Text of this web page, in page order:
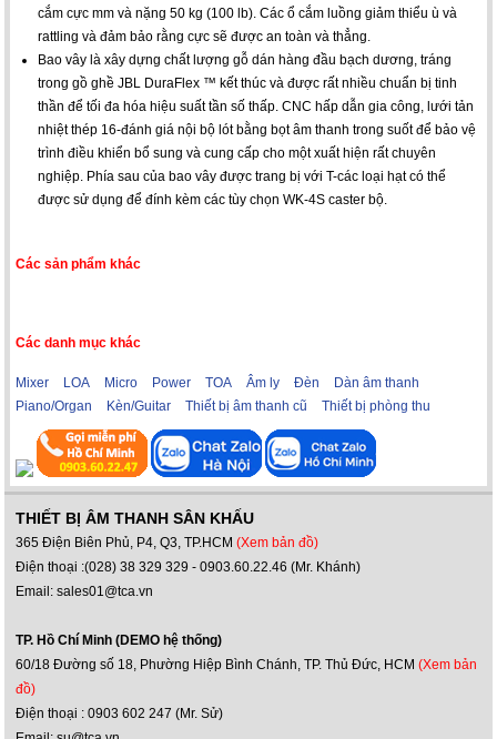
cắm cực mm và nặng 50 kg (100 lb). Các ổ cắm luồng giảm thiểu ù và
rattling và đảm bảo rằng cực sẽ được an toàn và thẳng.
Bao vây là xây dựng chất lượng gỗ dán hàng đầu bạch dương, tráng
trong gồ ghề JBL DuraFlex ™ kết thúc và được rất nhiều chuẩn bị tinh
thần để tối đa hóa hiệu suất tần số thấp. CNC hấp dẫn gia công, lưới tản
nhiệt thép 16-đánh giá nội bộ lót bằng bọt âm thanh trong suốt để bảo vệ
trình điều khiển bổ sung và cung cấp cho một xuất hiện rất chuyên
nghiệp. Phía sau của bao vây được trang bị với T-các loại hạt có thể
được sử dụng để đính kèm các tùy chọn WK-4S caster bộ.
Các sản phẩm khác
Các danh mục khác
Mixer LOA Micro Power TOA Âm ly Đèn
Dàn âm thanh
Piano/Organ
Kèn/Guitar Thiết bị âm thanh cũ Thiết bị phòng thu
THIẾT BỊ ÂM THANH SÂN KHẤU
365 Điện Biên Phủ, P4, Q3, TP.HCM(Xem bản đồ)
Điện thoại :(028) 38 329 329 - 0903.60.22.46 (Mr. Khánh)
Email: sales01@tca.vn
TP. Hồ Chí Minh (DEMO hệ thống)
60/18 Đường số 18, Phường Hiệp Bình Chánh, TP. Thủ Đức, HCM(Xem bản
đồ)
Điện thoại : 0903 602 247 (Mr. Sử)